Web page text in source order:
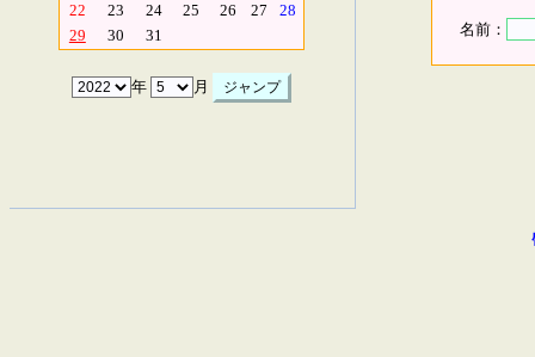
22
23 24 25 26 27
28
29
30 31
年 月
名前：